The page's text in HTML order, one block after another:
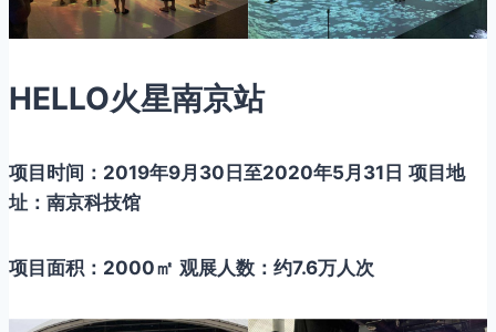
HELLO火星南京站
项目时间：2019年9月30日至2020年5月31日 项目地
址：南京科技馆
项目面积：2000㎡ 观展人数：约7.6万人次